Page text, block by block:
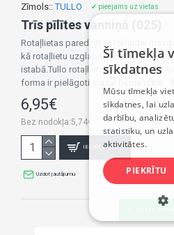
Zīmols:: TULLO ✔ pieejams uz vietas
Trīs pīlītes vanniņā (025)
Rotaļlietas paredzētas izklaidei
kā rotaļlietu uzglabāšanas tvertne,
istabā.Tullo rotaļlietu galvenās
forma ir pielāgoti mazai bērna rokai
6,95€
Bez nodokļa:5,74€
IELIKT GROZĀ
Uzdot jautājumu
Šī tīmekļa
sīkdatnes
Mūsu tīmekļa
sīkdatnes, lai
darbību,
statistiku, un
aktivitātes.
PIEKRĪTU